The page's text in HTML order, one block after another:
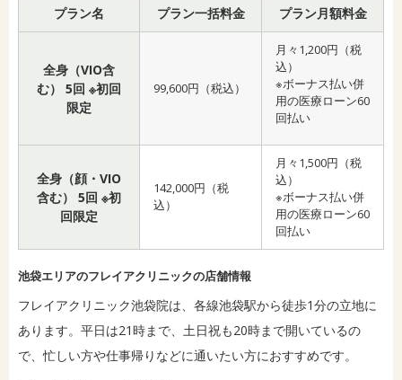
プラン名 プラン一括料金 プラン月額料金
全身（VIO含
む） 5回 ※初回
限定
99,600円（税込）
月々1,200円（税
込）
※ボーナス払い併
用の医療ローン60
回払い
全身（顔・VIO
含む） 5回 ※初
回限定
142,000円（税
込）
月々1,500円（税
込）
※ボーナス払い併
用の医療ローン60
回払い
池袋エリアのフレイアクリニックの店舗情報
フレイアクリニック池袋院は、各線池袋駅から徒歩1分の立地に
あります。平日は21時まで、土日祝も20時まで開いているの
で、忙しい方や仕事帰りなどに通いたい方におすすめです。